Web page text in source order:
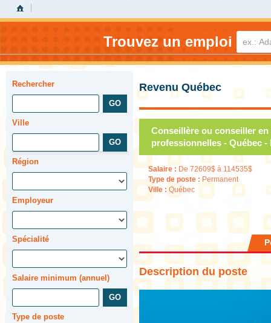
Trouvez un emploi
Rechercher
Ville
Région
Employeur
Spécialité
Salaire minimum (annuel)
Type de poste
Revenu Québec
Conseillère ou conseiller
professionnelles - Québec
Salaire : De 72609$ à 114535$
Type de poste : Permanent
Ville : Québec
Description du poste